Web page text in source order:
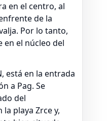
en el centro, al
de la
Por lo tanto,
en el núcleo del
está en la entrada
a Pag. Se
del
playa Zrce y,